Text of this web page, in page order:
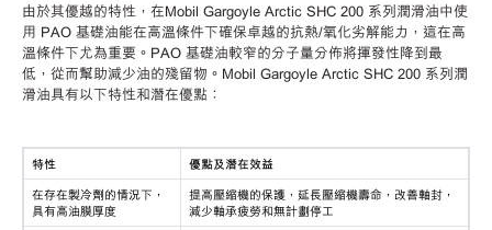
由於其優越的特性，在Mobil Gargoyle Arctic SHC 200 系列潤滑油中使
用 PAO 基礎油能在高溫條件下確保卓越的抗熱/氧化劣解能力，這在高
溫條件下尤為重要。PAO 基礎油較窄的分子量分佈將揮發性降到最
低，從而幫助減少油的殘留物。Mobil Gargoyle Arctic SHC 200 系列潤
滑油具有以下特性和潛在優點：
特性
優點及潛在效益
在存在製冷劑的情況下，
具有高油膜厚度
提高壓縮機的保護，延長壓縮機壽命，改善軸封，
減少軸承疲勞和無計劃停工